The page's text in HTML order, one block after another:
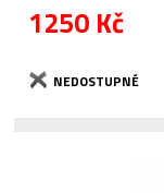
1250 Kč
NEDOSTUPNÉ